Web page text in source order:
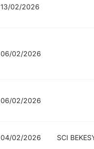
13/02/2026
06/02/2026
06/02/2026
04/02/2026 SCI